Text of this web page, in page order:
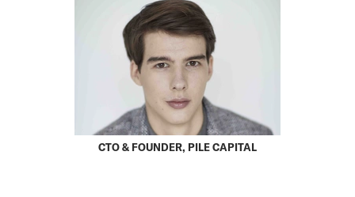
CTO & FOUNDER, PILE CAPITAL